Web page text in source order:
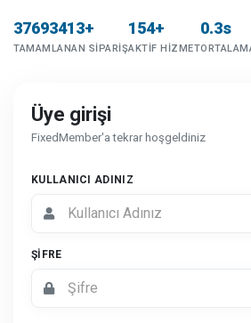
37693413+
TAMAMLANAN SIPARIŞ
154+
AKTIF HIZMET
0.3s
Üye girişi
FixedMember'a tekrar hoşgeldiniz
KULLANICI ADINIZ
ŞIFRE